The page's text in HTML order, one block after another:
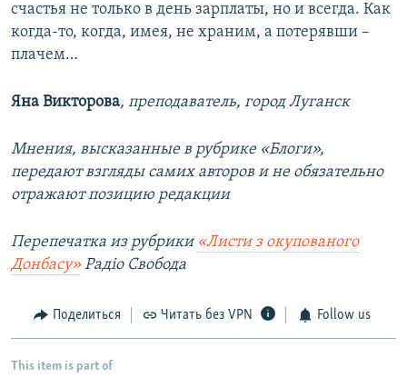
счастья не только в день зарплаты, но и всегда. Как
когда-то, когда, имея, не храним, а потерявши –
плачем…
Яна Викторова, преподаватель, город Луганск
Мнения, высказанные в рубрике «Блоги»,
передают взгляды самих авторов и не обязательно
отражают позицию редакции
Перепечатка из рубрики «Листи з окупованого
Донбасу» Радіо Свобода
Поделиться Читать без VPN Follow us
This item is part of